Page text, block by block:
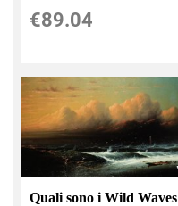
€89.04
Quali sono i Wild Waves